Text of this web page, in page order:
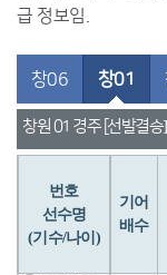
급 정보임.
창06 창01
창원 01 경주 [선발결
번호
선수명
(기수/나이)
기어
배수